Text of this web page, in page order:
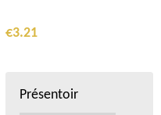
€3.21
Présentoir